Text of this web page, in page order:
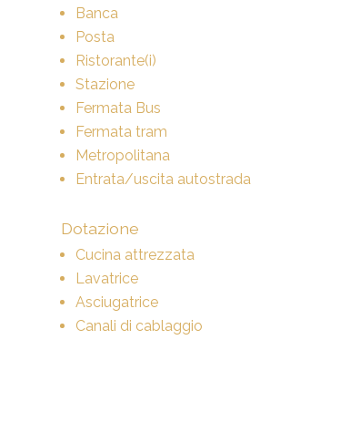
Banca
Posta
Ristorante(i)
Stazione
Fermata Bus
Fermata tram
Metropolitana
Entrata/uscita autostrada
Dotazione
Cucina attrezzata
Lavatrice
Asciugatrice
Canali di cablaggio